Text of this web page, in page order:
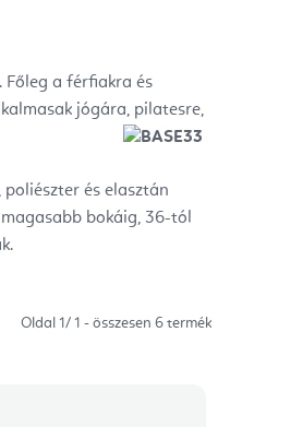
Főleg a férfiakra és
jógára, pilatesre,
és elasztán
bokáig, 36-tól
Oldal 1/ 1 - összesen 6 termék